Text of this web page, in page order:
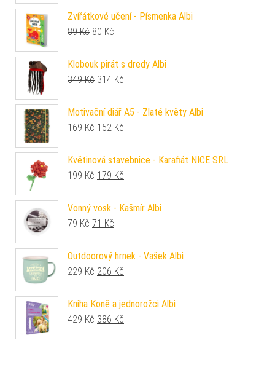
Zvířátkové učení - Písmenka Albi
89Kč Původní cena byla: 89 Kč.
80 Kč
Klobouk pirát s dredy Albi
349Kč Původní cena byla: 349 Kč.
314 Kč
Motivační diář A5 - Zlaté květy Albi
169Kč Původní cena byla: 169 Kč.
152 Kč
Květinová stavebnice - Karafiát NICE SRL
199Kč Původní cena byla: 199 Kč.
179 Kč
Vonný vosk - Kašmír Albi
79Kč Původní cena byla: 79 Kč.
71 Kč
Outdoorový hrnek - Vašek Albi
229Kč Původní cena byla: 229 Kč.
206 Kč
Kniha Koně a jednorožci Albi
429Kč Původní cena byla: 429 Kč.
386 Kč